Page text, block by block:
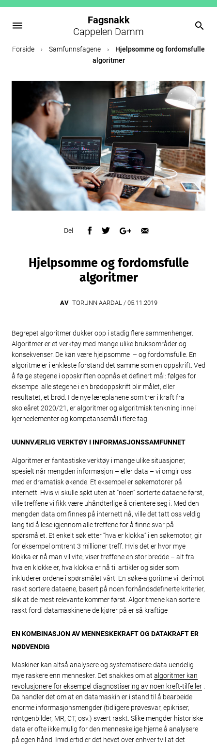
dehaze
Fagsnakk
Cappelen Damm
search
Forside › Samfunnsfagene ›
Hjelpsomme og fordomsfulle
algoritmer
Del
Hjelpsomme og fordomsfulle
algoritmer
AVTORUNN AARDAL / 05.11.2019
Begrepet algoritmer dukker opp i stadig flere sammenhenger.
Algoritmer er et verktøy med mange ulike bruksområder og
konsekvenser. De kan være hjelpsomme – og fordomsfulle. En
algoritme er i enkleste forstand det samme som en oppskrift. Ved
å følge stegene i oppskriften oppnås et definert mål: følges for
eksempel alle stegene i en brødoppskrift blir målet, eller
resultatet, et brød. I de nye læreplanene som trer i kraft fra
skoleåret 2020/21, er algoritmer og algoritmisk tenkning inne i
kjerneelementer og kompetansemål i flere fag.
UUNNVÆRLIG VERKTØY I INFORMASJONSSAMFUNNET
Algoritmer er fantastiske verktøy i mange ulike situasjoner,
spesielt når mengden informasjon – eller data – vi omgir oss
med er dramatisk økende. Et eksempel er søkemotorer på
internett. Hvis vi skulle søkt uten at “noen” sorterte dataene først,
ville treffene vi fikk være uhåndterlige å orientere seg i. Med den
mengden data om finnes på internett nå, ville det tatt oss veldig
lang tid å lese igjennom alle treffene for å finne svar på
spørsmålet. Et enkelt søk etter “hva er klokka” i en søkemotor, gir
for eksempel omtrent 3 millioner treff. Hvis det er hvor mye
klokka er nå man vil vite, viser treffene en stor bredde – alt fra
hva en klokke er, hva klokka er nå til artikler og sider som
inkluderer ordene i spørsmålet vårt. En søke-algoritme vil derimot
raskt sortere dataene, basert på noen forhåndsdefinerte kriterier,
slik at de mest relevante kommer først. Algoritmene kan sortere
raskt fordi datamaskinene de kjører på er så kraftige
EN KOMBINASJON AV MENNESKEKRAFT OG DATAKRAFT ER
NØDVENDIG
Maskiner kan altså analysere og systematisere data uendelig
mye raskere enn mennesker. Det snakkes om at algoritmer kan
revolusjonere for eksempel diagnostisering av noen kreft-tilfeller .
Da handler det om at en datamaskin er i stand til å bearbeide
enorme informasjonsmengder (tidligere prøvesvar, epikriser,
røntgenbilder, MR, CT, osv.) svært raskt. Slike mengder historiske
data er ofte ikke mulig for den menneskelige hjerne å analysere
på egen hånd. Imidlertid er det hevet over enhver tvil at det